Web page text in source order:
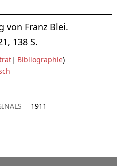
von Franz Blei.
138 S.
| Bibliographie)
1911